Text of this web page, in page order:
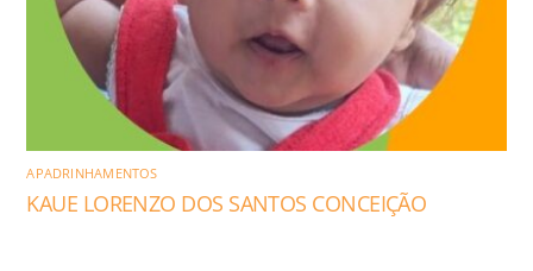
APADRINHAMENTOS
KAUE LORENZO DOS SANTOS CONCEIÇÃO